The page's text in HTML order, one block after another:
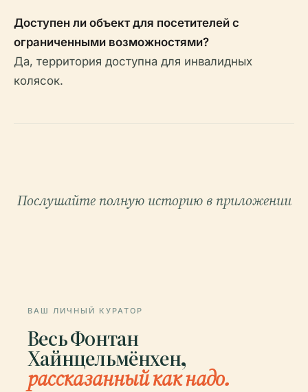
Доступен ли объект для посетителей с
ограниченными возможностями?
Да, территория доступна для инвалидных
колясок.
Послушайте полную историю в приложении
ВАШ ЛИЧНЫЙ КУРАТОР
Весь Фонтан
Хайнцельмёнхен,
рассказанный как надо.